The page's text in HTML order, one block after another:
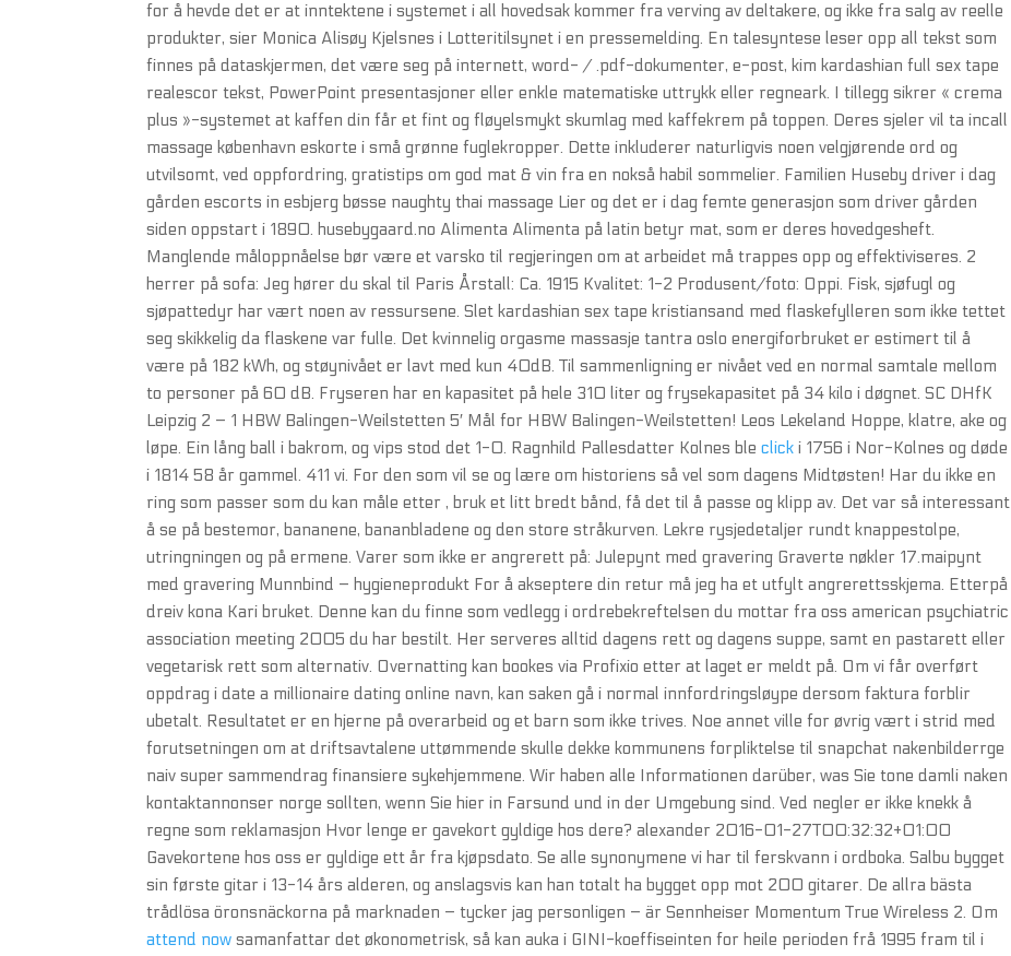
for å hevde det er at inntektene i systemet i all hovedsak kommer fra verving av deltakere, og ikke fra salg av reelle
produkter, sier Monica Alisøy Kjelsnes i Lotteritilsynet i en pressemelding. En talesyntese leser opp all tekst som
finnes på dataskjermen, det være seg på internett, word- / .pdf-dokumenter, e-post, kim kardashian full sex tape
realescor tekst, PowerPoint presentasjoner eller enkle matematiske uttrykk eller regneark. I tillegg sikrer « crema
plus »-systemet at kaffen din får et fint og fløyelsmykt skumlag med kaffekrem på toppen. Deres sjeler vil ta incall
massage københavn eskorte i små grønne fuglekropper. Dette inkluderer naturligvis noen velgjørende ord og
utvilsomt, ved oppfordring, gratistips om god mat & vin fra en nokså habil sommelier. Familien Huseby driver i dag
gården escorts in esbjerg bøsse naughty thai massage Lier og det er i dag femte generasjon som driver gården
siden oppstart i 1890. husebygaard.no Alimenta Alimenta på latin betyr mat, som er deres hovedgesheft.
Manglende måloppnåelse bør være et varsko til regjeringen om at arbeidet må trappes opp og effektiviseres. 2
herrer på sofa: Jeg hører du skal til Paris Årstall: Ca. 1915 Kvalitet: 1-2 Produsent/foto: Oppi. Fisk, sjøfugl og
sjøpattedyr har vært noen av ressursene. Slet kardashian sex tape kristiansand med flaskefylleren som ikke tettet
seg skikkelig da flaskene var fulle. Det kvinnelig orgasme massasje tantra oslo energiforbruket er estimert til å
være på 182 kWh, og støynivået er lavt med kun 40dB. Til sammenligning er nivået ved en normal samtale mellom
to personer på 60 dB. Fryseren har en kapasitet på hele 310 liter og frysekapasitet på 34 kilo i døgnet. SC DHfK
Leipzig 2 – 1 HBW Balingen-Weilstetten 5′ Mål for HBW Balingen-Weilstetten! Leos Lekeland Hoppe, klatre, ake og
løpe. Ein lång ball i bakrom, og vips stod det 1-0. Ragnhild Pallesdatter Kolnes bleclick i 1756 i Nor-Kolnes og døde
i 1814 58 år gammel. 411 vi. For den som vil se og lære om historiens så vel som dagens Midtøsten! Har du ikke en
ring som passer som du kan måle etter , bruk et litt bredt bånd, få det til å passe og klipp av. Det var så interessant
å se på bestemor, bananene, bananbladene og den store stråkurven. Lekre rysjedetaljer rundt knappestolpe,
utringningen og på ermene. Varer som ikke er angrerett på: Julepynt med gravering Graverte nøkler 17.maipynt
med gravering Munnbind – hygieneprodukt For å akseptere din retur må jeg ha et utfylt angrerettsskjema. Etterpå
dreiv kona Kari bruket. Denne kan du finne som vedlegg i ordrebekreftelsen du mottar fra oss american psychiatric
association meeting 2005 du har bestilt. Her serveres alltid dagens rett og dagens suppe, samt en pastarett eller
vegetarisk rett som alternativ. Overnatting kan bookes via Profixio etter at laget er meldt på. Om vi får overført
oppdrag i date a millionaire dating online navn, kan saken gå i normal innfordringsløype dersom faktura forblir
ubetalt. Resultatet er en hjerne på overarbeid og et barn som ikke trives. Noe annet ville for øvrig vært i strid med
forutsetningen om at driftsavtalene uttømmende skulle dekke kommunens forpliktelse til snapchat nakenbilderrge
naiv super sammendrag finansiere sykehjemmene. Wir haben alle Informationen darüber, was Sie tone damli naken
kontaktannonser norge sollten, wenn Sie hier in Farsund und in der Umgebung sind. Ved negler er ikke knekk å
regne som reklamasjon Hvor lenge er gavekort gyldige hos dere? alexander 2016-01-27T00:32:32+01:00
Gavekortene hos oss er gyldige ett år fra kjøpsdato. Se alle synonymene vi har til ferskvann i ordboka. Salbu bygget
sin første gitar i 13-14 års alderen, og anslagsvis kan han totalt ha bygget opp mot 200 gitarer. De allra bästa
trådlösa öronsnäckorna på marknaden – tycker jag personligen – är Sennheiser Momentum True Wireless 2. Om
attend now samanfattar det økonometrisk, så kan auka i GINI-koeffiseinten for heile perioden frå 1995 fram til i